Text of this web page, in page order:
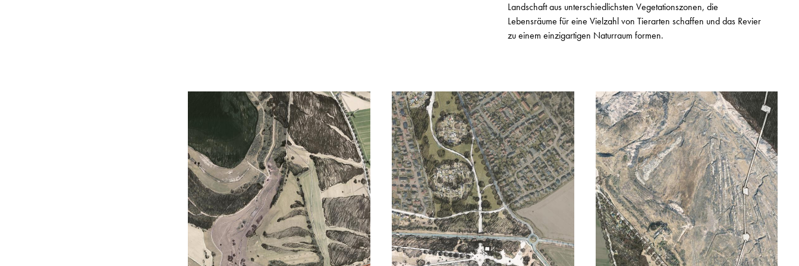
Landschaft aus unterschiedlichsten Vegetationszonen, die
Lebensräume für eine Vielzahl von Tierarten schaffen und das Revier
zu einem einzigartigen Naturraum formen.